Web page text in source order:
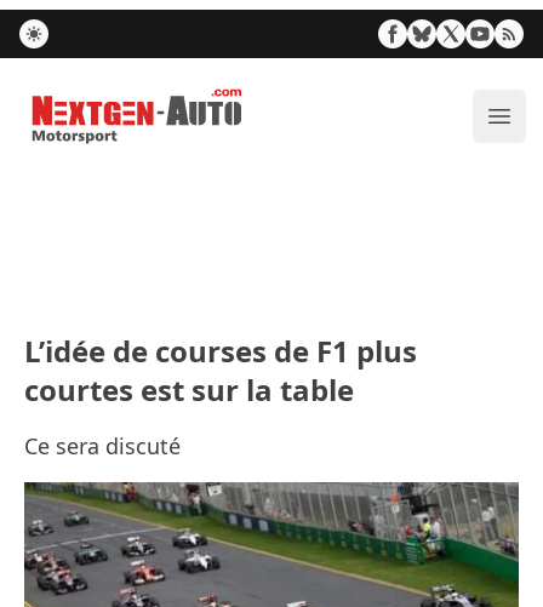
Nextgen-Auto.com
L’idée de courses de F1 plus
courtes est sur la table
Ce sera discuté